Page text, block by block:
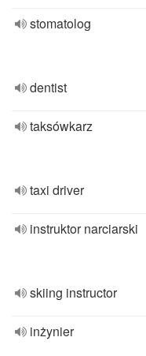
stomatolog
dentist
taksówkarz
taxi driver
instruktor narciarski
skiing instructor
inżynier